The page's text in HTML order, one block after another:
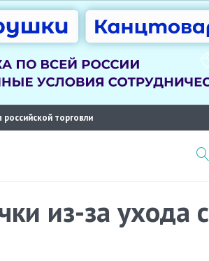
российской торговли
из-за ухода с